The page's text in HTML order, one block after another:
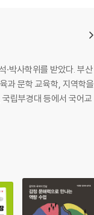
·박사학위를 받았다. 부산
문학 교육학, 지역학을
립부경대 등에서 국어교